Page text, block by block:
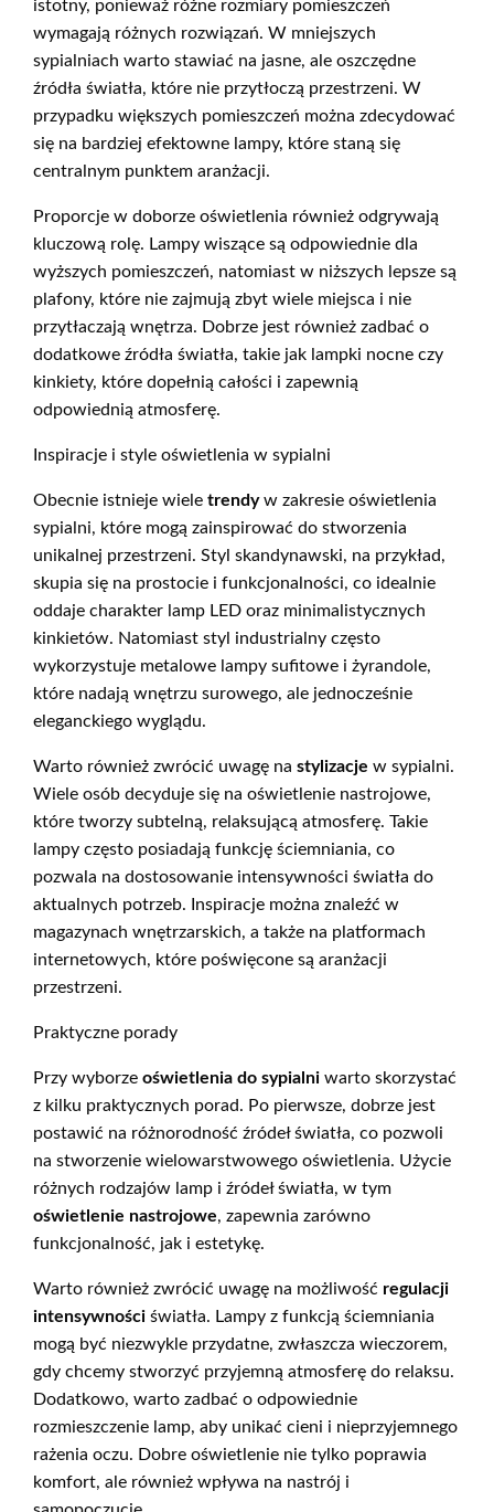
istotny, ponieważ różne rozmiary pomieszczeń
wymagają różnych rozwiązań. W mniejszych
sypialniach warto stawiać na jasne, ale oszczędne
źródła światła, które nie przytłoczą przestrzeni. W
przypadku większych pomieszczeń można zdecydować
się na bardziej efektowne lampy, które staną się
centralnym punktem aranżacji.
Proporcje w doborze oświetlenia również odgrywają
kluczową rolę. Lampy wiszące są odpowiednie dla
wyższych pomieszczeń, natomiast w niższych lepsze są
plafony, które nie zajmują zbyt wiele miejsca i nie
przytłaczają wnętrza. Dobrze jest również zadbać o
dodatkowe źródła światła, takie jak lampki nocne czy
kinkiety, które dopełnią całości i zapewnią
odpowiednią atmosferę.
Inspiracje i style oświetlenia w sypialni
Obecnie istnieje wiele trendyw zakresie oświetlenia
sypialni, które mogą zainspirować do stworzenia
unikalnej przestrzeni. Styl skandynawski, na przykład,
skupia się na prostocie i funkcjonalności, co idealnie
oddaje charakter lamp LED oraz minimalistycznych
kinkietów. Natomiast styl industrialny często
wykorzystuje metalowe lampy sufitowe i żyrandole,
które nadają wnętrzu surowego, ale jednocześnie
eleganckiego wyglądu.
Warto również zwrócić uwagę na stylizacje w sypialni.
Wiele osób decyduje się na oświetlenie nastrojowe,
które tworzy subtelną, relaksującą atmosferę. Takie
lampy często posiadają funkcję ściemniania, co
pozwala na dostosowanie intensywności światła do
aktualnych potrzeb. Inspiracje można znaleźć w
magazynach wnętrzarskich, a także na platformach
internetowych, które poświęcone są aranżacji
przestrzeni.
Praktyczne porady
Przy wyborze oświetlenia do sypialni warto skorzystać
z kilku praktycznych porad. Po pierwsze, dobrze jest
postawić na różnorodność źródeł światła, co pozwoli
na stworzenie wielowarstwowego oświetlenia. Użycie
różnych rodzajów lamp i źródeł światła, w tym
oświetlenie nastrojowe, zapewnia zarówno
funkcjonalność, jak i estetykę.
Warto również zwrócić uwagę na możliwość regulacji
intensywności światła. Lampy z funkcją ściemniania
mogą być niezwykle przydatne, zwłaszcza wieczorem,
gdy chcemy stworzyć przyjemną atmosferę do relaksu.
Dodatkowo, warto zadbać o odpowiednie
rozmieszczenie lamp, aby unikać cieni i nieprzyjemnego
rażenia oczu. Dobre oświetlenie nie tylko poprawia
komfort, ale również wpływa na nastrój i